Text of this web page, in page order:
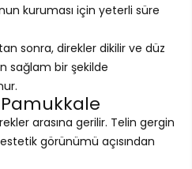
kuruması için yeterli süre
sonra, direkler dikilir ve düz
sağlam bir şekilde
arasına gerilir. Telin gergin
estetik görünümü açısından